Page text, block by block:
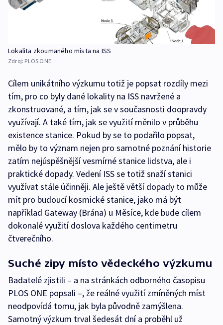
Lokalita zkoumaného místa na ISS
Zdroj: PLOS ONE
Cílem unikátního výzkumu totiž je popsat rozdíly mezi
tím, pro co byly dané lokality na ISS navržené a
zkonstruované, a tím, jak se v současnosti doopravdy
využívají. A také tím, jak se využití měnilo v průběhu
existence stanice. Pokud by se to podařilo popsat,
mělo by to význam nejen pro samotné poznání historie
zatím nejúspěšnější vesmírné stanice lidstva, ale i
praktické dopady. Vedení ISS se totiž snaží stanici
využívat stále účinněji. Ale ještě větší dopady to může
mít pro budoucí kosmické stanice, jako má být
například Gateway (Brána) u Měsíce, kde bude cílem
dokonalé využití doslova každého centimetru
čtverečního.
Suché zipy místo vědeckého výzkumu
Badatelé zjistili – a na stránkách odborného časopisu
PLOS ONE popsali –, že reálné využití zmíněných míst
neodpovídá tomu, jak byla původně zamýšlena.
Samotný výzkum trval šedesát dní a proběhl už